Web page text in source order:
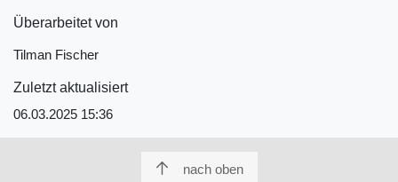
Überarbeitet von
Tilman Fischer
Zuletzt aktualisiert
06.03.2025 15:36
nach oben